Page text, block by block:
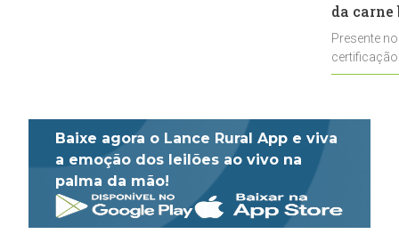
da
Presente
Baixe agora o Lance Rural App e viva
a emoção dos leilões ao vivo na
palma da mão!